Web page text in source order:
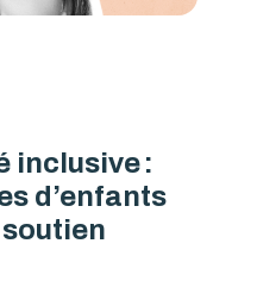
inclusive :
d’enfants